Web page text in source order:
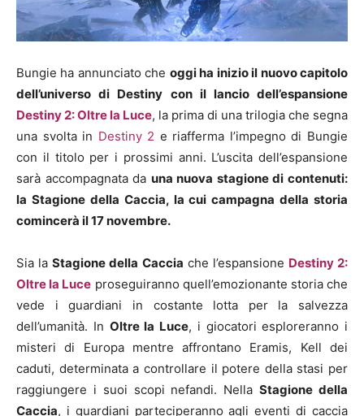
Bungie ha annunciato che oggi ha inizio il nuovo capitolo
dell’universo di Destiny con il lancio dell’espansione
Destiny 2: Oltre la Luce, la prima di una trilogia che segna
una svolta in Destiny 2 e riafferma l’impegno di Bungie
con il titolo per i prossimi anni. L’uscita dell’espansione
sarà accompagnata da una nuova stagione di contenuti:
la Stagione della Caccia, la cui campagna della storia
comincerà il 17 novembre.
Sia laStagione della Caccia che l’espansione Destiny 2:
Oltre la Luce proseguiranno quell’emozionante storia che
vede i guardiani in costante lotta per la salvezza
dell’umanità. In Oltre la Luce, i giocatori esploreranno i
misteri di Europa mentre affrontano Eramis, Kell dei
caduti, determinata a controllare il potere della stasi per
raggiungere i suoi scopi nefandi. NellaStagione della
Caccia, i guardiani parteciperanno agli eventi di caccia